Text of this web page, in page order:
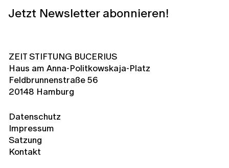
Jetzt Newsletter abonnieren!
ZEIT STIFTUNG BUCERIUS
Haus am Anna-Politkowskaja-Platz
Feldbrunnenstraße 56
20148 Hamburg
Datenschutz
Impressum
Satzung
Kontakt